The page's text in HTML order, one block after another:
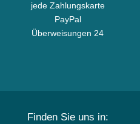
jede Zahlungskarte
PayPal
Überweisungen 24
Finden Sie uns in: